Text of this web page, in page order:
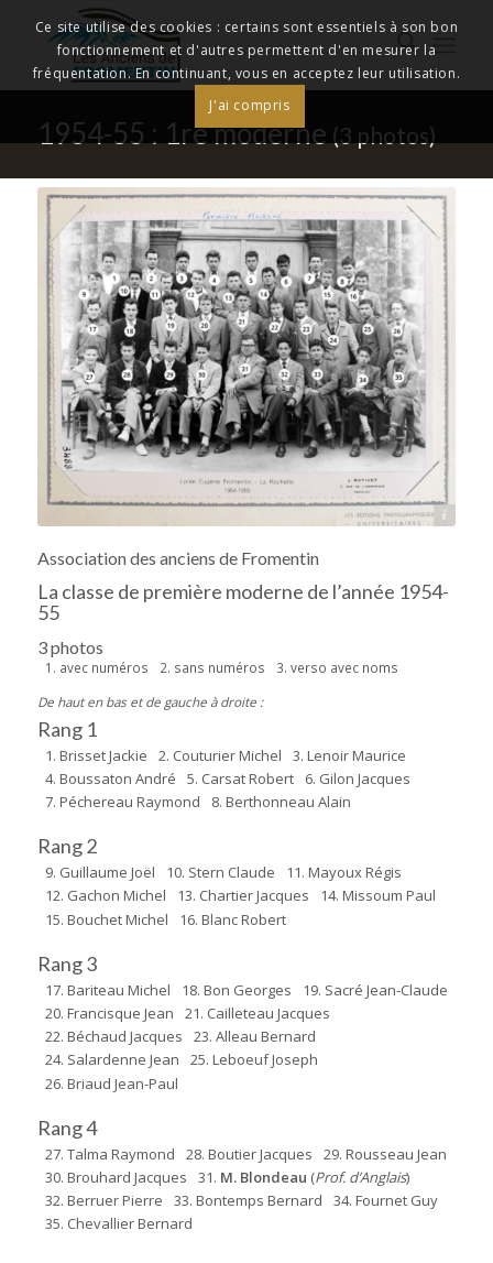
1954-55 : 1re moderne (3 photos)
Archives départementales 17
Association des anciens de Fromentin
La classe de première moderne de l’année 1954-
55
3 photos
1. avec numéros 2. sans numéros
3. verso avec noms
De haut en bas et de gauche à droite :
Rang 1
1. Brisset Jackie 2. Couturier Michel
3. Lenoir Maurice
4. Boussaton André
5. Carsat Robert
6. Gilon Jacques
7. Péchereau Raymond
8. Berthonneau Alain
Rang 2
9. Guillaume Joël 10. Stern Claude
11. Mayoux Régis
12. Gachon Michel
13. Chartier Jacques
14. Missoum Paul
15. Bouchet Michel
16. Blanc Robert
Rang 3
17. Bariteau Michel 18. Bon Georges
19. Sacré Jean-Claude
20. Francisque Jean
21. Cailleteau Jacques
22. Béchaud Jacques
23. Alleau Bernard
24. Salardenne Jean
25. Leboeuf Joseph
26. Briaud Jean-Paul
Rang 4
27. Talma Raymond 28. Boutier Jacques
29. Rousseau Jean
30. Brouhard Jacques
31. M. Blondeau (Prof. d’Anglais)
32. Berruer Pierre
33. Bontemps Bernard
34. Fournet Guy
35. Chevallier Bernard
Ce site utilise des cookies : certains sont essentiels à son bon
fonctionnement et d'autres permettent d'en mesurer la
fréquentation. En continuant, vous en acceptez leur utilisation.
J'ai compris